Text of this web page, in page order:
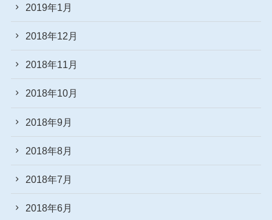
2019年1月
2018年12月
2018年11月
2018年10月
2018年9月
2018年8月
2018年7月
2018年6月